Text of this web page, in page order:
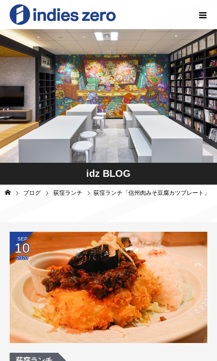
idz BLOG
ブログ 荻窪ランチ 荻窪ランチ「信州肉みそ豆腐カツプレート」
SEP
10
2020